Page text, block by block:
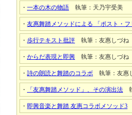
・ 一本の木の物語 執筆：天乃宇受美
・ 友惠舞踏メソッドによる 「ポスト・
・ 歩行テキスト批評 執筆：友惠しづね
・ からだ表現と即興 執筆：友惠しづね
・ 詩の朗読と舞踏のコラボ 執筆：友惠
・ 「友惠舞踏メソッド」、その演出法
・ 即興音楽と舞踏 友惠コラボメソッド3